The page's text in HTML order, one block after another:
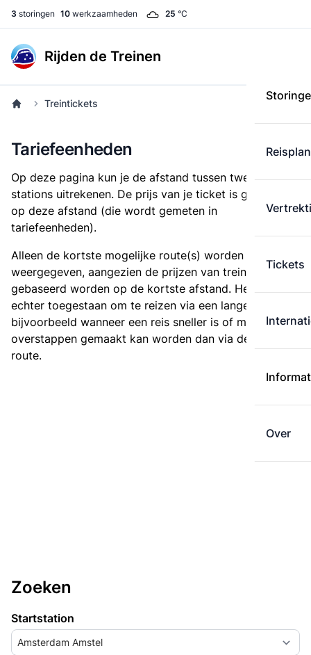
3 storingen 10 werkzaamheden 25 °C
Rijden de Treinen
Tickets
Over
Treintickets
Tariefeenheden
Op deze pagina kun je de afstand tussen twee
stations uitrekenen. De prijs van je ticket is gebaseerd
op deze afstand (die wordt gemeten in
tariefeenheden).
Alleen de kortste mogelijke route(s) worden
weergegeven, aangezien de prijzen van treintickets
gebaseerd worden op de kortste afstand. Het is
echter toegestaan om te reizen via een langere route,
bijvoorbeeld wanneer een reis sneller is of met minder
overstappen gemaakt kan worden dan via de kortste
route.
Zoeken
Startstation
Amsterdam Amstel